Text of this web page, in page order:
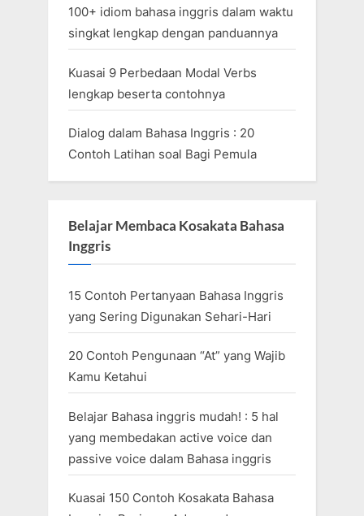
100+ idiom bahasa inggris dalam waktu
singkat lengkap dengan panduannya
Kuasai 9 Perbedaan Modal Verbs
lengkap beserta contohnya
Dialog dalam Bahasa Inggris : 20
Contoh Latihan soal Bagi Pemula
Belajar Membaca Kosakata Bahasa
Inggris
15 Contoh Pertanyaan Bahasa Inggris
yang Sering Digunakan Sehari-Hari
20 Contoh Pengunaan “At” yang Wajib
Kamu Ketahui
Belajar Bahasa inggris mudah! : 5 hal
yang membedakan active voice dan
passive voice dalam Bahasa inggris
Kuasai 150 Contoh Kosakata Bahasa